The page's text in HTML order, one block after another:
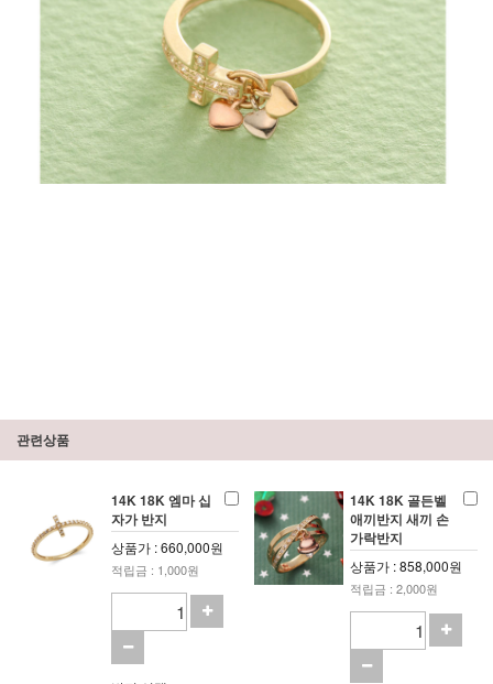
관련상품
14K 18K 엠마 십
자가 반지
상품가 : 660,000원
적립금 : 1,000원
14K 18K 골든벨
애끼반지 새끼 손
가락반지
상품가 : 858,000원
적립금 : 2,000원